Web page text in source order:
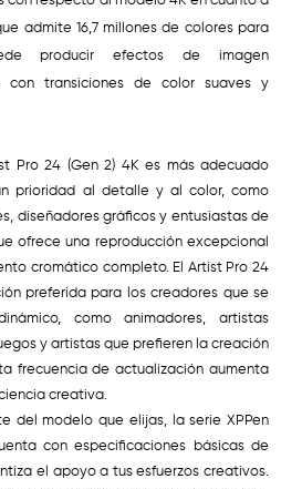
admite 16,7 millones de colores para
producir efectos de imagen
con transiciones de color suaves y
Pro 24 (Gen 2) 4K es más adecuado
prioridad al detalle y al color, como
diseñadores gráficos y entusiastas de
ofrece una reproducción excepcional
cromático completo. El Artist Pro 24
preferida para los creadores que se
como animadores, artistas
y artistas que prefieren la creación
frecuencia de actualización aumenta
creativa.
del modelo que elijas, la serie XPPen
con especificaciones básicas de
el apoyo a tus esfuerzos creativos.